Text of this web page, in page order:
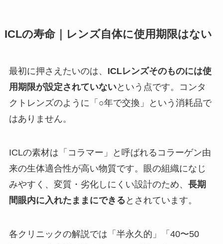
ICLの寿命｜レンズ自体に使用期限はない
最初に押さえたいのは、 ICLレンズそのものには使
用期限が設定されていないという点です。コンタ
クトレンズのように「○年で交換」という消耗品で
はありません。
ICLの素材は「コラマー」と呼ばれるコラーゲン由
来の生体適合性が高い物質です。眼の組織になじ
みやすく、変質・劣化しにくい設計のため、 長期
間眼内に入れたままにできる とされています。
各クリニックの解説では「半永久的」「40〜50